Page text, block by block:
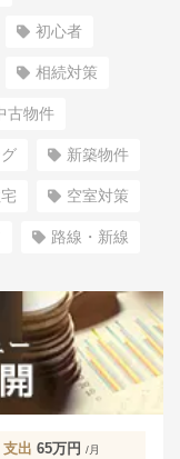
初心者
相続対策
古物件
新築物件
空室対策
路線・新線
支出 65万円 /月